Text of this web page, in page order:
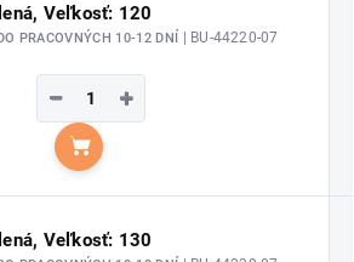
Veľkosť: 120
PRACOVNÝCH 10-12 DNÍ | BU-44220-07
+
−
Do košíka
Veľkosť: 130